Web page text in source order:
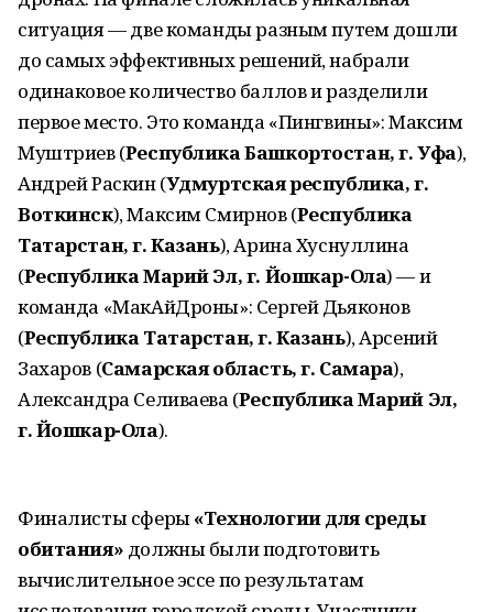
ситуация — две команды разным путем дошли
до самых эффективных решений, набрали
одинаковое количество баллов и разделили
первое место. Это команда «Пингвины»: Максим
Муштриев (Республика Башкортостан, г. Уфа),
Андрей Раскин (Удмуртская республика, г.
Воткинск), Максим Смирнов (Республика
Татарстан, г. Казань), Арина Хуснуллина
(Республика Марий Эл, г. Йошкар-Ола) — и
команда «МакАйДроны»: Сергей Дьяконов
(Республика Татарстан, г. Казань), Арсений
Захаров (Самарская область, г. Самара),
Александра Селиваева (Республика Марий Эл,
г. Йошкар-Ола).
Финалисты сферы«Технологии для среды
обитания» должны были подготовить
вычислительное эссе по результатам